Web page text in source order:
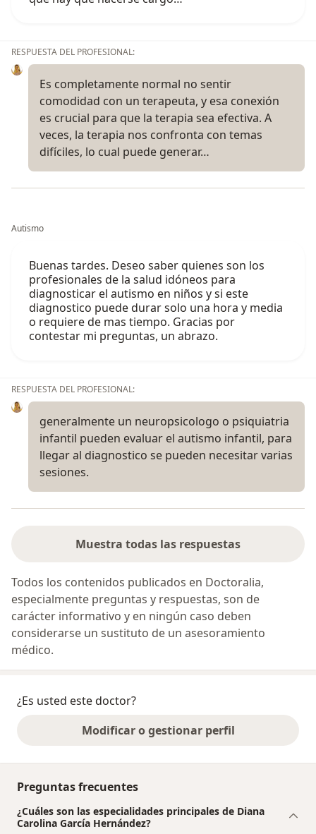
RESPUESTA DEL PROFESIONAL:
Es completamente normal no sentir
comodidad con un terapeuta, y esa conexión
es crucial para que la terapia sea efectiva. A
veces, la terapia nos confronta con temas
difíciles, lo cual puede generar…
Autismo
Buenas tardes. Deseo saber quienes son los
profesionales de la salud idóneos para
diagnosticar el autismo en niños y si este
diagnostico puede durar solo una hora y media
o requiere de mas tiempo. Gracias por
contestar mi preguntas, un abrazo.
RESPUESTA DEL PROFESIONAL:
generalmente un neuropsicologo o psiquiatria
infantil pueden evaluar el autismo infantil, para
llegar al diagnostico se pueden necesitar varias
sesiones.
Muestra todas las respuestas
Todos los contenidos publicados en Doctoralia,
especialmente preguntas y respuestas, son de
carácter informativo y en ningún caso deben
considerarse un sustituto de un asesoramiento
médico.
¿Es usted este doctor?
Modificar o gestionar perfil
Preguntas frecuentes
¿Cuáles son las especialidades principales de Diana
Carolina García Hernández?